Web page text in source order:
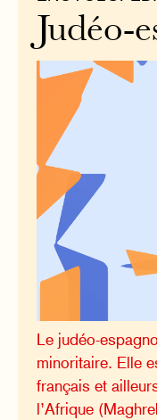
Judéo-
Le judéo-
minoritaire. Elle
français et
l’Afrique